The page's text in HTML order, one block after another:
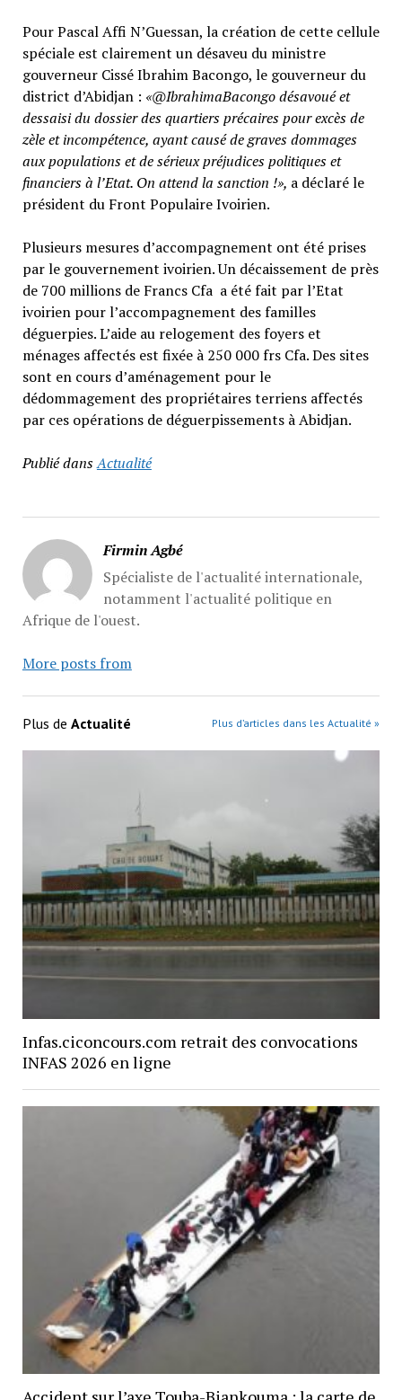
Pour Pascal Affi N’Guessan, la création de cette cellule
spéciale est clairement un désaveu du ministre
gouverneur Cissé Ibrahim Bacongo, le gouverneur du
district d’Abidjan : «@IbrahimaBacongo désavoué et
dessaisi du dossier des quartiers précaires pour excès de
zèle et incompétence, ayant causé de graves dommages
aux populations et de sérieux préjudices politiques et
financiers à l’Etat. On attend la sanction !», a déclaré le
président du Front Populaire Ivoirien.
Plusieurs mesures d’accompagnement ont été prises
par le gouvernement ivoirien. Un décaissement de près
de 700 millions de Francs Cfa a été fait par l’Etat
ivoirien pour l’accompagnement des familles
déguerpies. L’aide au relogement des foyers et
ménages affectés est fixée à 250 000 frs Cfa. Des sites
sont en cours d’aménagement pour le
dédommagement des propriétaires terriens affectés
par ces opérations de déguerpissements à Abidjan.
Publié dansActualité
Firmin Agbé
Spécialiste de l'actualité internationale,
notamment l'actualité politique en
Afrique de l'ouest.
More posts from
Plus de Actualité Plus d’articles dans les Actualité »
Infas.ciconcours.com retrait des convocations
INFAS 2026 en ligne